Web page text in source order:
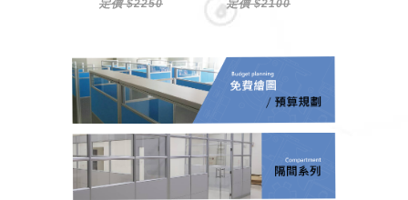
定價 $2250 定價 $2100